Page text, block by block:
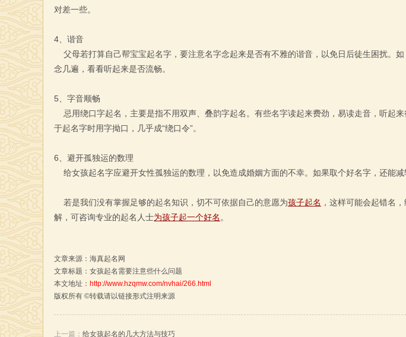
对差一些。
4、谐音
父母若打算自己帮宝宝起名字，要注意名字念起来是否有不雅的谐音，以免日后徒生困扰。
念几遍，看看听起来是否流畅。
5、字音顺畅
忌用绕口字起名，主要是指不用双声、叠韵字起名。有些名字读起来费劲，易读走音，听起
于起名字时用字拗口，几乎成“绕口令”。
6、避开孤独运的数理
给女孩起名字应避开女性孤独运的数理，以免造成婚姻方面的不幸。如果取个好名字，还能减
若是我们没有掌握足够的起名知识，切不可依据自己的意愿为孩子起名 ，这样可能会起错名
解，可咨询专业的起名人士为孩子起一个好名 。
文章来源： 海真起名网
文章标题：女孩起名需要注意些什么问题
本文地址： http://www.hzqmw.com/nvhai/266.html
版权所有 ©转载请以链接形式注明来源
上一篇： 给女孩起名的几大方法与技巧